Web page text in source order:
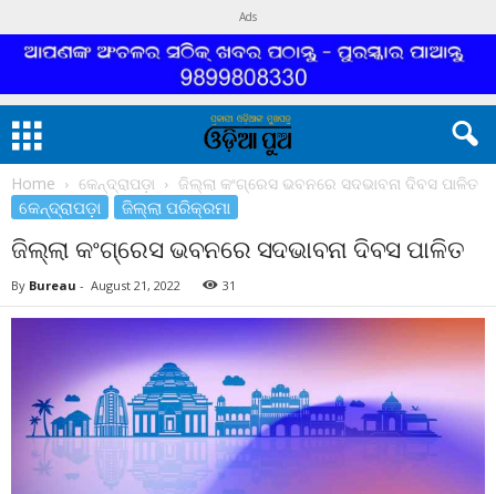
Ads
Home କେନ୍ଦ୍ରାପଡ଼ା ଜିଲ୍ଲା କଂଗ୍ରେସ ଭବନରେ ସଦଭାବନା ଦିବସ ପାଳିତ
କେନ୍ଦ୍ରାପଡ଼ା ଜିଲ୍ଲା ପରିକ୍ରମା
ଜିଲ୍ଲା କଂଗ୍ରେସ ଭବନରେ ସଦଭାବନା ଦିବସ ପାଳିତ
By Bureau - August 21, 2022 31